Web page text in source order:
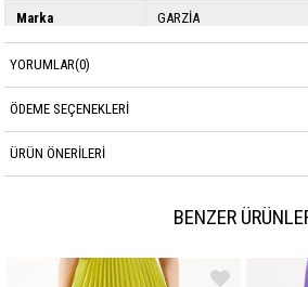
Marka GARZİA
Kumaş Cinsi Modal
YORUMLAR(0)
ÖDEME SEÇENEKLERI
ÜRÜN ÖNERILERI
BENZER